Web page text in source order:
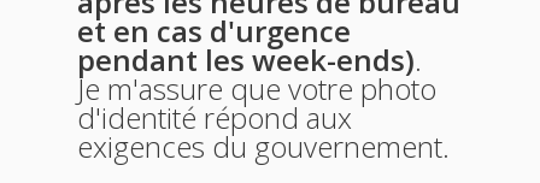
et en cas d'urgence
pendant les week-ends).
Je m'assure que votre photo
d'identité répond aux
exigences du gouvernement.